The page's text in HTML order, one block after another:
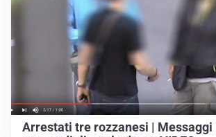
Arrestati tre rozzanesi | Messaggi